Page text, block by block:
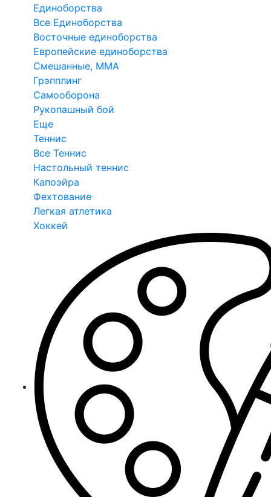
Единоборства
Все Единоборства
Восточные единоборства
Европейские единоборства
Смешанные, ММА
Грэпплинг
Самооборона
Рукопашный бой
Еще
Теннис
Все Теннис
Настольный теннис
Капоэйра
Фехтование
Легкая атлетика
Хоккей